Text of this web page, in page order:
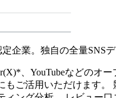
企業。独自の全量SNS
、YouTubeなどの
もご活用いただけます